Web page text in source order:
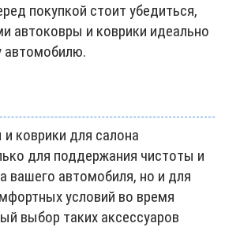
покупкой стоит убедиться,
автоковры и коврики идеально
автомобилю.
коврики для салона
для поддержания чистоты и
вашего автомобиля, но и для
условий во время
выбор таких аксессуаров